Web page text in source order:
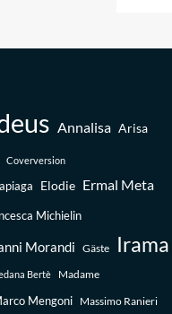
Annalisa Arisa
Coverversion
Elodie Ermal Meta
Michielin
Morandi Gäste Irama
Bertè Madame
Mengoni Massimo Ranieri